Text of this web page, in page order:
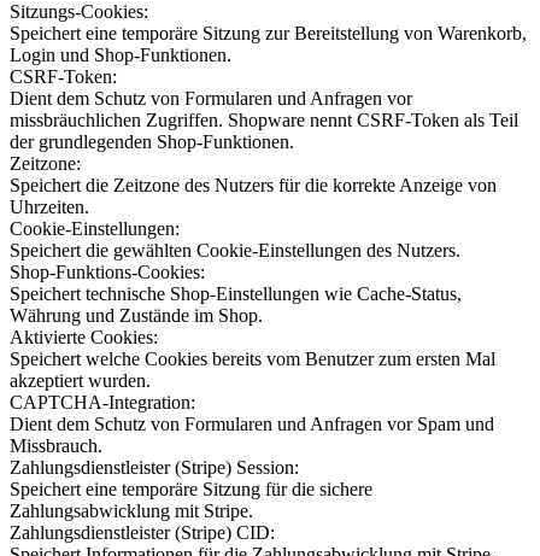
Sitzungs-Cookies:
Speichert eine temporäre Sitzung zur Bereitstellung von Warenkorb,
Login und Shop-Funktionen.
CSRF-Token:
Dient dem Schutz von Formularen und Anfragen vor
missbräuchlichen Zugriffen. Shopware nennt CSRF-Token als Teil
der grundlegenden Shop-Funktionen.
Zeitzone:
Speichert die Zeitzone des Nutzers für die korrekte Anzeige von
Uhrzeiten.
Cookie-Einstellungen:
Speichert die gewählten Cookie-Einstellungen des Nutzers.
Shop-Funktions-Cookies:
Speichert technische Shop-Einstellungen wie Cache-Status,
Währung und Zustände im Shop.
Aktivierte Cookies:
Speichert welche Cookies bereits vom Benutzer zum ersten Mal
akzeptiert wurden.
CAPTCHA-Integration:
Dient dem Schutz von Formularen und Anfragen vor Spam und
Missbrauch.
Zahlungsdienstleister (Stripe) Session:
Speichert eine temporäre Sitzung für die sichere
Zahlungsabwicklung mit Stripe.
Zahlungsdienstleister (Stripe) CID: